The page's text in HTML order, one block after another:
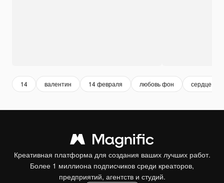
14 валентин 14 февраля любовь фон сердце
Креативная платформа для создания ваших лучших работ.
Более 1 миллиона подписчиков среди креаторов,
предприятий, агентств и студий.